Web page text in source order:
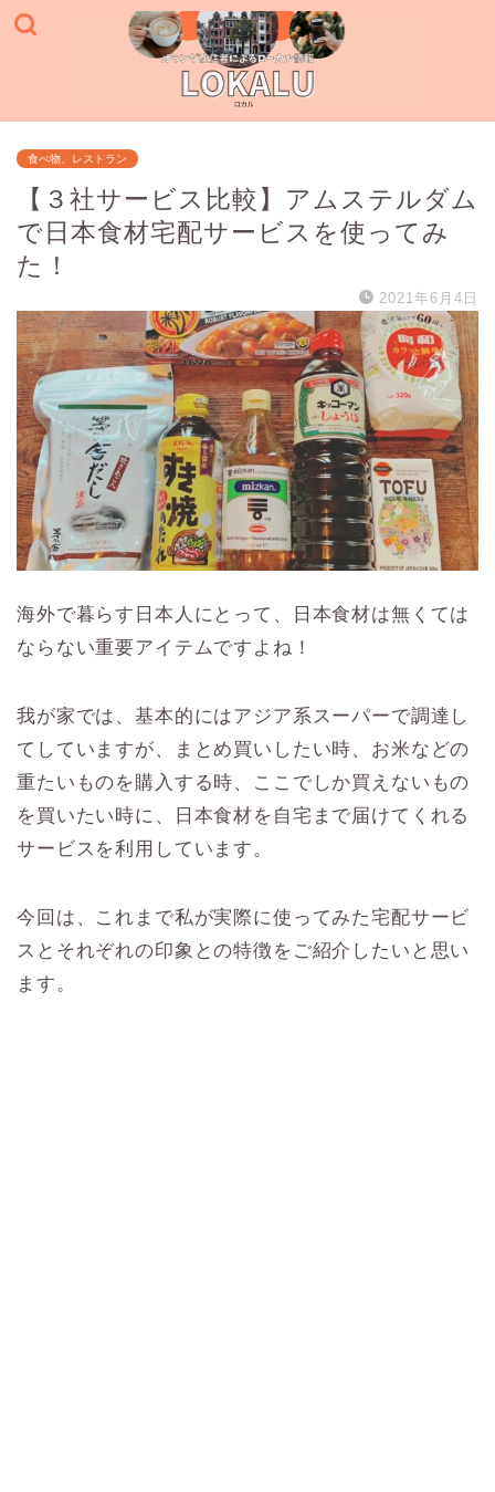
食べ物、レストラン
【３社サービス比較】アムステルダム
で日本食材宅配サービスを使ってみ
た！
2021年6月4日
海外で暮らす日本人にとって、日本食材は無くては
ならない重要アイテムですよね！
我が家では、基本的にはアジア系スーパーで調達し
てしていますが、まとめ買いしたい時、お米などの
重たいものを購入する時、ここでしか買えないもの
を買いたい時に、日本食材を自宅まで届けてくれる
サービスを利用しています。
今回は、これまで私が実際に使ってみた宅配サービ
スとそれぞれの印象との特徴をご紹介したいと思い
ます。